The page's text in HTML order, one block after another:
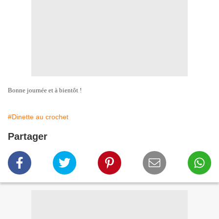
Bonne journée et à bientôt !
#Dinette au crochet
Partager